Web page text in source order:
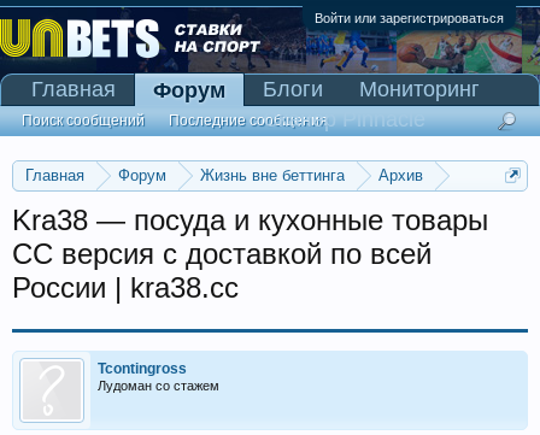
Войти или зарегистрироваться
Главная Форум Жизнь вне беттинга
Архив
Kra38 — посуда и кухонные товары
CC версия с доставкой по всей
России | kra38.cc
Tcontingross
Лудоман со стажем
Главная Форум
Поиск сообщений Последние сообщения
Блоги
Мониторинг
Сканер Pinnacle